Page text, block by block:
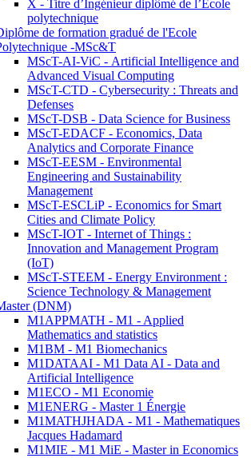
X - Titre d’Ingénieur diplômé de l’École
polytechnique
de formation gradué de l'Ecole
-MSc&T
MScT-AI-ViC - Artificial Intelligence and
Advanced Visual Computing
MScT-CTD - Cybersecurity : Threats and
Defenses
MScT-DSB - Data Science for Business
MScT-EDACF - Economics, Data
Analytics and Corporate Finance
MScT-EESM - Environmental
Engineering and Sustainability
Management
MScT-ESCLiP - Economics for Smart
Cities and Climate Policy
MScT-IOT - Internet of Things :
Innovation and Management Program
(IoT)
MScT-STEEM - Energy Environment :
Science Technology & Management
(DNM)
M1APPMATH - M1 - Applied
Mathematics and statistics
M1BM - M1 Biomechanics
M1DATAAI - M1 Data AI - Data and
Artificial Intelligence
M1ECO - M1 Economie
M1ENERG - Master 1 Énergie
M1MATHJHADA - M1 - Mathematiques
Jacques Hadamard
M1MIE - M1 MiE - Master in Economics